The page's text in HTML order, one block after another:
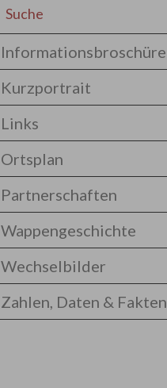
Suche
Informationsbroschüre
Kurzportrait
Links
Ortsplan
Partnerschaften
Wappengeschichte
Wechselbilder
Zahlen, Daten & Fakten